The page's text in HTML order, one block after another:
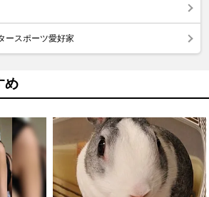
ースポーツ愛好家
め